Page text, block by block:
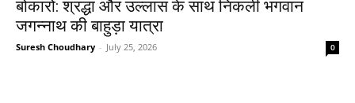
बोकारो: श्रद्धा और उल्लास के साथ निकली भगवान
जगन्नाथ की बाहुड़ा यात्रा
Suresh Choudhary - July 25, 2026 0